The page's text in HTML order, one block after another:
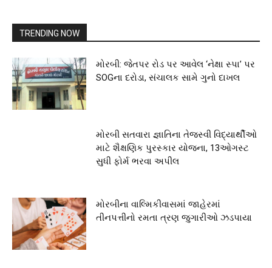
TRENDING NOW
મોરબી: જેતપર રોડ પર આવેલ ‘નેક્ષા સ્પા’ પર
SOGના દરોડા, સંચાલક સામે ગુનો દાખલ
મોરબી સતવારા જ્ઞાતિના તેજસ્વી વિદ્યાર્થીઓ
માટે શૈક્ષણિક પુરસ્કાર યોજના, 13ઓગસ્ટ
સુધી ફોર્મ ભરવા અપીલ
મોરબીના વાલ્મિકીવાસમાં જાહેરમાં
તીનપત્તીનો રમતા ત્રણ જુગારીઓ ઝડપાયા